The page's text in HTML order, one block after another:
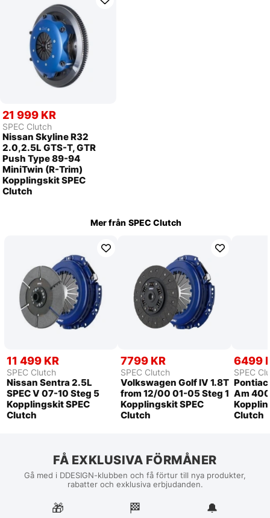
21 999 KR
SPEC Clutch
Nissan Skyline R32
2.0,2.5L GTS-T, GTR
Push Type 89-94
MiniTwin (R-Trim)
Kopplingskit SPEC
Clutch
Mer från SPEC Clutch
11 499 KR
SPEC Clutch
Nissan Sentra 2.5L
SPEC V 07-10 Steg 5
Kopplingskit SPEC
Clutch
7799 KR
SPEC Clutch
Volkswagen Golf IV 1.8T
from 12/00 01-05 Steg 1
Kopplingskit SPEC
Clutch
6499
SPEC
Pontiac
Am
Clutch
FÅ EXKLUSIVA FÖRMÅNER
Gå med i DDESIGN-klubben och få förtur till nya produkter,
rabatter och exklusiva erbjudanden.
🎁 🏁︎ 🔔